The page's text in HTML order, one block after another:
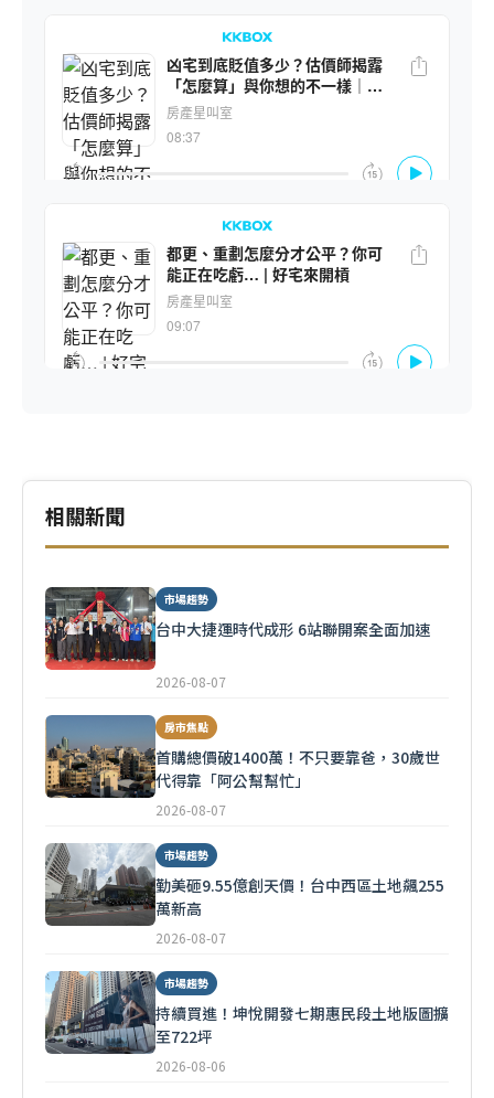
相關新聞
市場趨勢
台中大捷運時代成形 6站聯開案全面加速
2026-08-07
房市焦點
首購總價破1400萬！不只要靠爸，30歲世
代得靠「阿公幫幫忙」
2026-08-07
市場趨勢
勤美砸9.55億創天價！台中西區土地飆255
萬新高
2026-08-07
市場趨勢
持續買進！坤悅開發七期惠民段土地版圖擴
至722坪
2026-08-06